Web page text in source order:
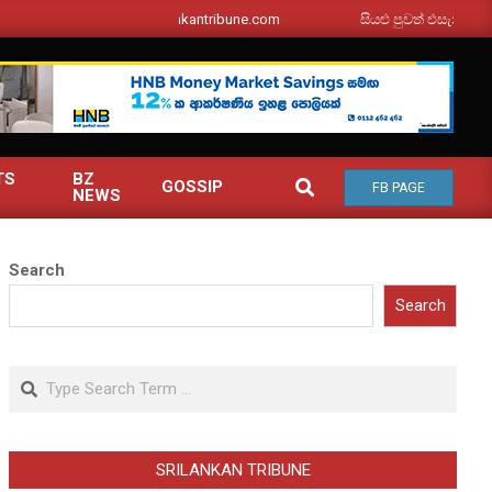
srilankantribune.com සියළු පුවත් එසැනින් ඔබ
BZ
NEWS
GOSSIP SEARCH
FB PAGE
Search
Search
Search
SRILANKAN TRIBUNE